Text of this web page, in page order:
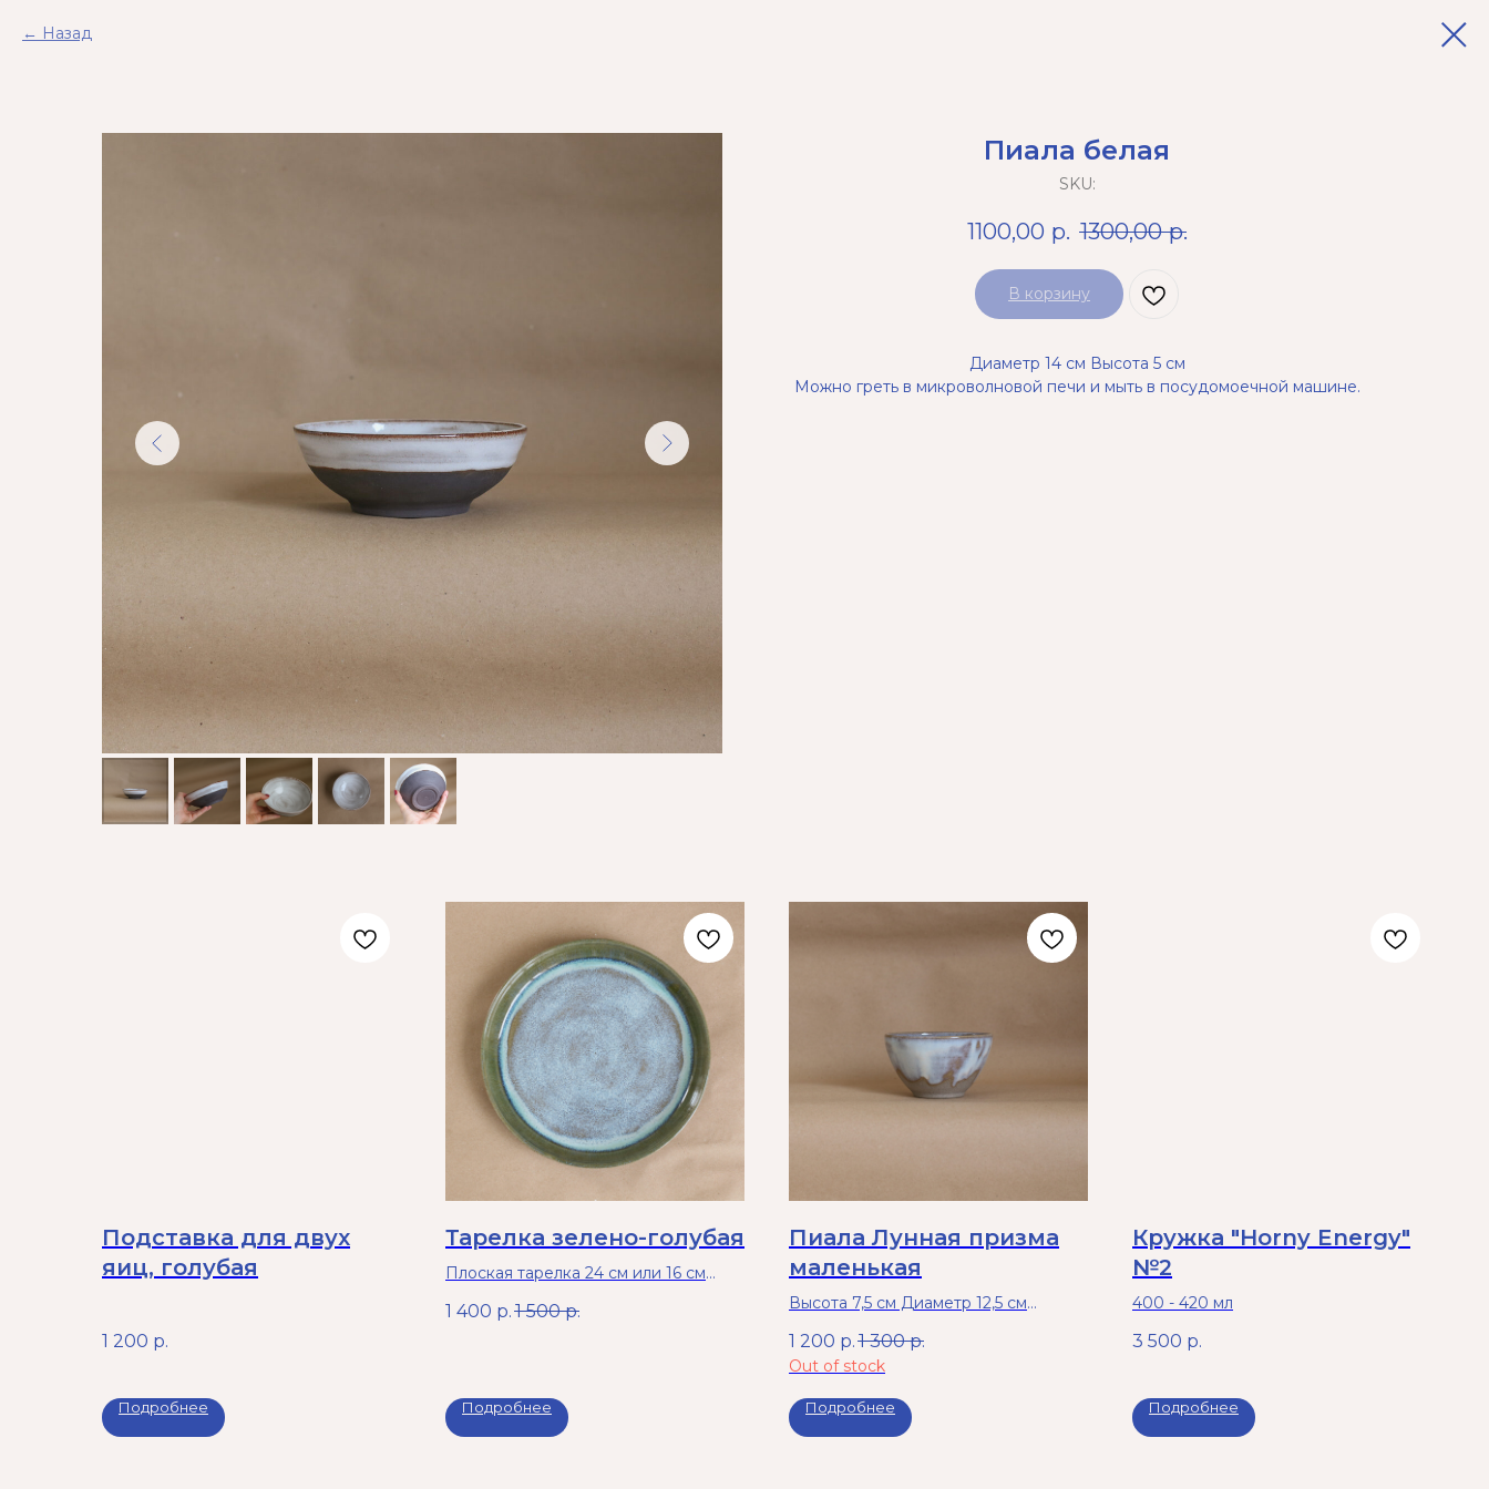
Назад
Пиала белая
SKU:
1100,00 р. 1300,00 р.
В корзину
Диаметр 14 см Высота 5 см
Можно греть в микроволновой печи и мыть в посудомоечной машине.
Подставка для двух
яиц, голубая
1 200 р.
Подробнее
Тарелка зелено-голубая
Плоская тарелка 24 см или 16 см
и мыть в посудомоечной машине.
1 400 р. 1 500 р.
Подробнее
Пиала Лунная призма
маленькая
Высота 7,5 см Диаметр 12,5 см
и мыть в посудомоечной машине.
1 200 р. 1 300 р.
Out of stock
Подробнее
Кружка "Horny Energy"
№2
400 - 420 мл
3 500 р.
Подробнее